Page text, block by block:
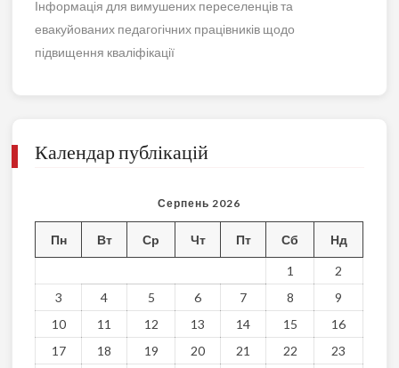
Інформація для вимушених переселенців та
евакуйованих педагогічних працівників щодо
підвищення кваліфікації
Календар публікацій
Серпень 2026
Пн Вт Ср Чт Пт Сб Нд
1
2
3
4 5 6 7 8
9
10
11 12 13 14 15
16
17
18 19 20 21 22
23